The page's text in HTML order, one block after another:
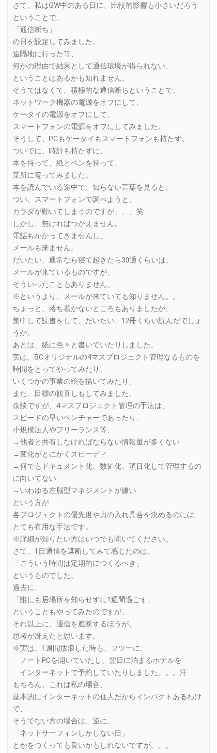
さて、私はGW中のある日に、比較的影響も小さいだろう
ということで、
「通信断ち」
の日を設定してみました。
遠隔地に行った等、
何かの理由で結果として通信環境が得られない、
ということはあるかも知れません。
そうではなくて、積極的な通信断ちということで、
ネットワーク機器の電源をオフにして、
ケータイの電源をオフにして、
スマートフォンの電源をオフにしてみました。
そうして、PCもケータイもスマートフォンも持たず、
ついでに、時計も持たずに、
本を持って、紙とペンを持って、
某所に篭ってみました。
本を読んでいる途中で、知らない言葉を見ると、
つい、スマートフォンで調べようと、
カラダが動いてしまうのですが、、、笑
しかし、無ければつかえません。
電話もかかってきませんし、
メールも来ません。
だいたい、通常なら寝て起きたら30通くらいは、
メールが来ているものですが、
そういったこともありません。
※というより、メールが来ていても知りません。。
ちょっと、落ち着かないところもありましたが、
集中して読書をして、だいたい、12冊くらい読んだでしょ
うか。
あとは、紙に色々と書いていたりしました。
実は、BCオリジナルの4マスプロジェクト管理なるものを
時間をとってやってみたり、
いくつかの事業の絵を描いてみたり、
また、目標の観直しもしてみました。
余談ですが、4マスプロジェクト管理の手法は、
スピードの早いベンチャーであったり、
小規模法人やフリーランス等、
→他者と共有しなければならない情報量が多くない
→変化がとにかくスピーディ
→何でもドキュメント化、数値化、項目化して管理するの
に向いてない
→いわゆる左脳型マネジメントが嫌い
という方が
各プロジェクトの優先度や力の入れ具合を決めるのには、
とても有用な手法です。
※詳細が知りたい方はいつでも聞いてください。
さて、1日通信を遮断してみて感じたのは、
「こういう時間は定期的につくるべき」
というものでした。
過去に、
「誰にも居場所を知らせずに1週間過ごす」
ということもやってみたのですが、
それ以上に、通信を遮断するほうが、
思考が冴えたと思います。
※実は、1週間放浪した時も、フツーに、
ノートPCを開いていたし、翌日に泊まるホテルを
インターネットで予約していたりしました。。。汗
もちろん、これは私の場合、
基本的にインターネットの住人だからインパクトあるわけ
で、
そうでない方の場合は、逆に、
「ネットサーフィンしかしない日」
とかをつくっても良いかもしれないですが。。。